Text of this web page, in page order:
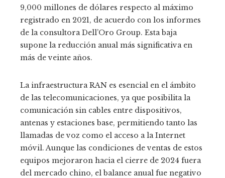
9,000 millones de dólares respecto al máximo
registrado en 2021, de acuerdo con los informes
de la consultora Dell’Oro Group. Esta baja
supone la reducción anual más significativa en
más de veinte años.
La infraestructura RAN es esencial en el ámbito
de las telecomunicaciones, ya que posibilita la
comunicación sin cables entre dispositivos,
antenas y estaciones base, permitiendo tanto las
llamadas de voz como el acceso a la Internet
móvil. Aunque las condiciones de ventas de estos
equipos mejoraron hacia el cierre de 2024 fuera
del mercado chino, el balance anual fue negativo